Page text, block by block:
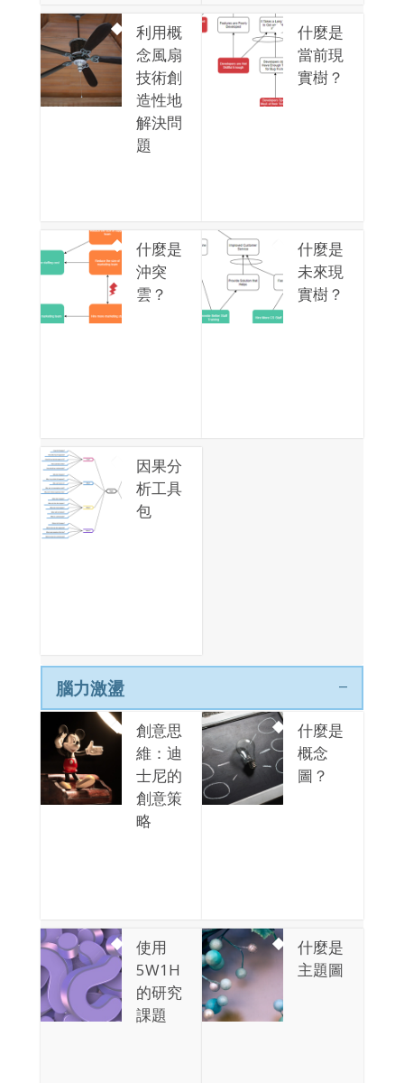
利用概
念風扇
技術創
造性地
解決問
題
什麼是
當前現
實樹？
什麼是
沖突
雲？
什麼是
未來現
實樹？
因果分
析工具
包
腦力激盪
創意思
維：迪
士尼的
創意策
略
什麼是
概念
圖？
使用
5W1H
的研究
課題
什麼是
主題圖